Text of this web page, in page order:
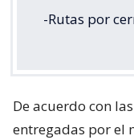
-Rutas por
De acuerdo con
entregadas por el